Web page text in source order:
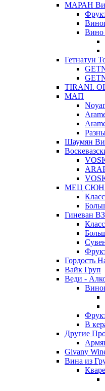
МАРАН
Вино
Гетнатун
TIRANI.
МАП
Шаумян
МЕЦ
Гиневан ВЗ
Гордость
Вайк Груп
Веди -
В
Другие
Givany
Вина из